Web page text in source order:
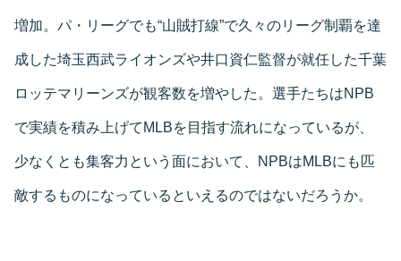
増加。パ・リーグでも“山賊打線”で久々のリーグ制覇を達
成した埼玉西武ライオンズや井口資仁監督が就任した千葉
ロッテマリーンズが観客数を増やした。選手たちはNPB
で実績を積み上げてMLBを目指す流れになっているが、
少なくとも集客力という面において、NPBはMLBにも匹
敵するものになっているといえるのではないだろうか。